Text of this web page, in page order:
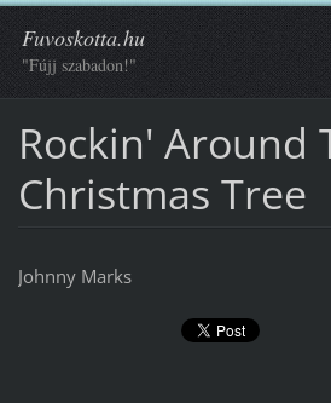
Fuvoskotta.hu
"Fújj szabadon!"
Rockin' Around
Christmas Tree
Johnny Marks